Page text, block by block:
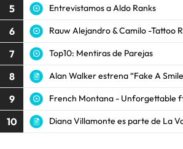
5 Entrevistamos a Aldo Ranks
6 Rauw Alejandro & Camilo -Tattoo
7 Top10: Mentiras de Parejas
8 Alan Walker estrena “Fake A
9 French Montana - Unforgettable
10 Diana Villamonte es parte de La